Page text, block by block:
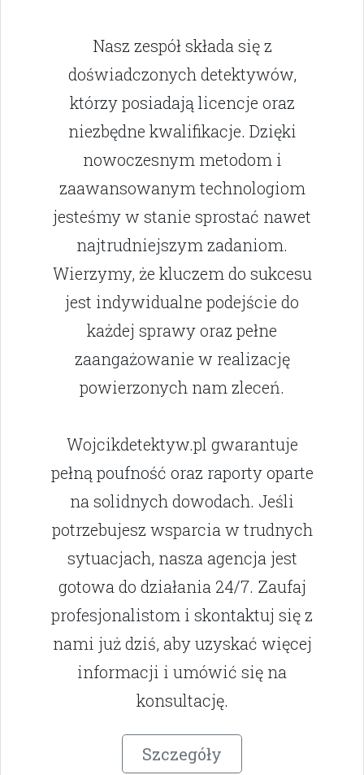
Nasz zespół składa się z
doświadczonych detektywów,
którzy posiadają licencje oraz
niezbędne kwalifikacje. Dzięki
nowoczesnym metodom i
zaawansowanym technologiom
jesteśmy w stanie sprostać nawet
najtrudniejszym zadaniom.
Wierzymy, że kluczem do sukcesu
jest indywidualne podejście do
każdej sprawy oraz pełne
zaangażowanie w realizację
powierzonych nam zleceń.
Wojcikdetektyw.pl gwarantuje
pełną poufność oraz raporty oparte
na solidnych dowodach. Jeśli
potrzebujesz wsparcia w trudnych
sytuacjach, nasza agencja jest
gotowa do działania 24/7. Zaufaj
profesjonalistom i skontaktuj się z
nami już dziś, aby uzyskać więcej
informacji i umówić się na
konsultację.
Szczegóły